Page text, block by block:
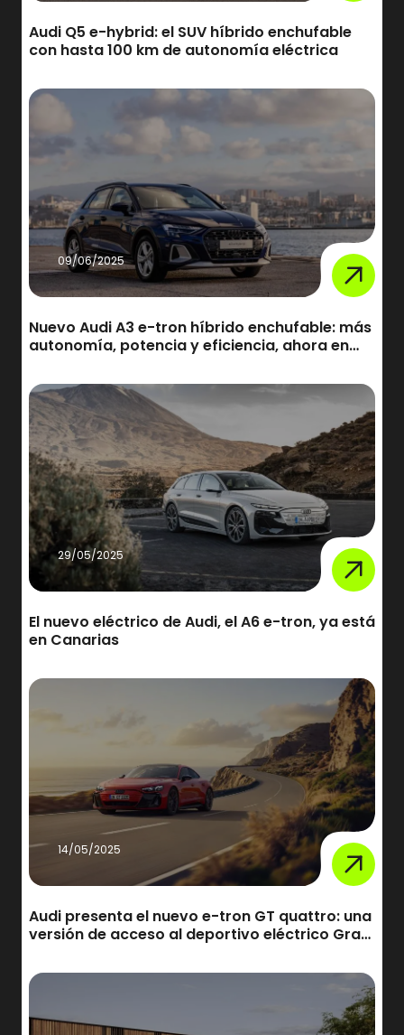
Audi Q5 e-hybrid: el SUV híbrido enchufable
con hasta 100 km de autonomía eléctrica
09/06/2025
Nuevo Audi A3 e-tron híbrido enchufable: más
autonomía, potencia y eficiencia, ahora en
29/05/2025
El nuevo eléctrico de Audi, el A6 e-tron, ya está
en Canarias
14/05/2025
Audi presenta el nuevo e-tron GT quattro: una
versión de acceso al deportivo eléctrico Gran